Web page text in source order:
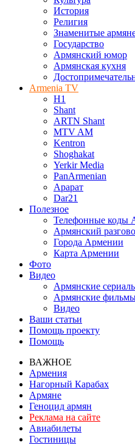
История
Религия
Знаменитые
Государство
Армянский юмор
Армянская кухня
Armenia TV
H1
Shant
ARTN Shant
MTV AM
Kentron
Shoghakat
Yerkir Media
PanArmenian
Арарат
Dar21
Полезное
Телефонные коды
Армянский
Города Армении
Карта Армении
Фото
Видео
Армянские
Армянские
Видео
Ваши статьи
Помощь проекту
Помощь
ВАЖНОЕ
Армения
Нагорный Карабах
Армяне
Геноцид армян
Реклама на сайте
Авиабилеты
Гостиницы